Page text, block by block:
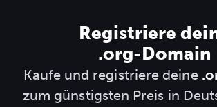
Registriere
.org-Domain
Kaufe und registriere deine
zum günstigsten Preis in